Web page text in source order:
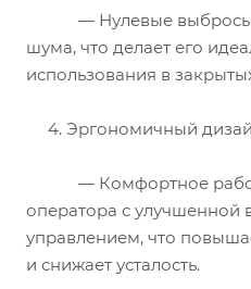
— Нулевые выбросы и
шума, что делает его
использования в
4. Эргономичный
— Комфортное
оператора с
управлением, что
и снижает усталость.